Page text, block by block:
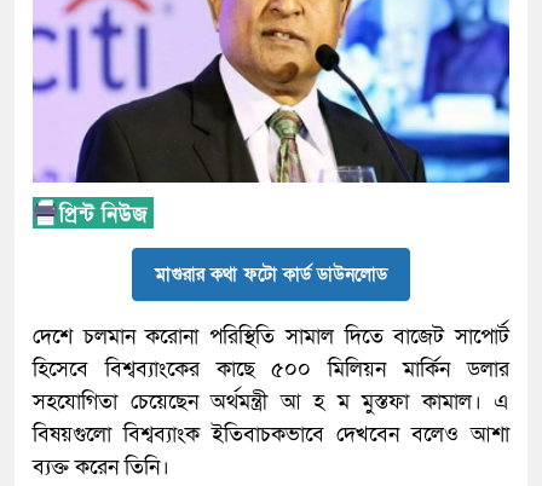
মাগুরার কথা ফটো কার্ড ডাউনলোড
দেশে চলমান করোনা পরিস্থিতি সামাল দিতে বাজেট সাপোর্ট
হিসেবে বিশ্বব্যাংকের কাছে ৫০০ মিলিয়ন মার্কিন ডলার
সহযোগিতা চেয়েছেন অর্থমন্ত্রী আ হ ম মুস্তফা কামাল। এ
বিষয়গুলো বিশ্বব্যাংক ইতিবাচকভাবে দেখবেন বলেও আশা
ব্যক্ত করেন তিনি।